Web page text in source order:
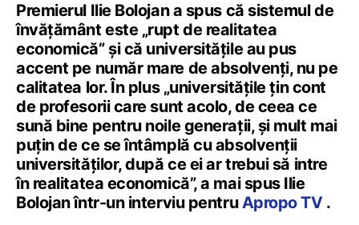
Premierul Ilie Bolojan a spus că sistemul de
învățământ este „rupt de realitatea
economică” și că universitățile au pus
accent pe număr mare de absolvenți, nu pe
calitatea lor. În plus „universităţile ţin cont
de profesorii care sunt acolo, de ceea ce
sună bine pentru noile generaţii, şi mult mai
puţin de ce se întâmplă cu absolvenţii
universităţilor, după ce ei ar trebui să intre
în realitatea economică”, a mai spus Ilie
Bolojan într-un interviu pentruApropo TV .